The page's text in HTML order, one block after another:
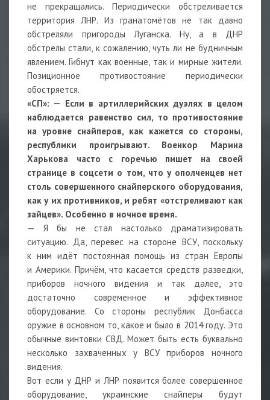
не прекращались. Периодически обстреливается
территория ЛНР. Из гранатомётов не так давно
обстреляли пригороды Луганска. Ну, а в ДНР
обстрелы стали, к сожалению, чуть ли не будничным
явлением. Гибнут как военные, так и мирные жители.
Позиционное противостояние периодически
обостряется.
«СП»: — Если в артиллерийских дуэлях в целом
наблюдается равенство сил, то противостояние
на уровне снайперов, как кажется со стороны,
республики проигрывают. Военкор Марина
Харькова часто с горечью пишет на своей
странице в соцсети о том, что у ополченцев нет
столь совершенного снайперского оборудования,
как у их противников, и ребят «отстреливают как
зайцев». Особенно в ночное время.
— Я бы не стал настолько драматизировать
ситуацию. Да, перевес на стороне ВСУ, поскольку
к ним идёт постоянная помощь из стран Европы
и Америки. Причём, что касается средств разведки,
приборов ночного видения и так далее, это
достаточно современное и эффективное
оборудование. Со стороны республик Донбасса
оружие в основном то, какое и было в 2014 году. Это
обычные винтовки СВД. Может быть есть буквально
несколько захваченных у ВСУ приборов ночного
видения.
Вот если у ДНР и ЛНР появится более совершенное
оборудование, украинские снайперы будут